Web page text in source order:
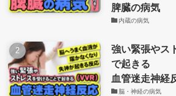
脾臓の病気
内蔵の病気
強い緊張やス
で起きる
血管迷走神経
脳・神経の病気